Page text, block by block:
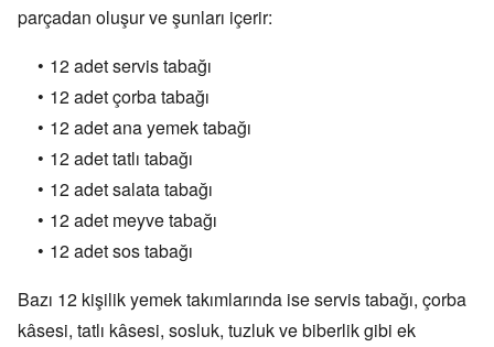
parçadan oluşur ve şunları içerir:
12 adet servis tabağı
12 adet çorba tabağı
12 adet ana yemek tabağı
12 adet tatlı tabağı
12 adet salata tabağı
12 adet meyve tabağı
12 adet sos tabağı
Bazı 12 kişilik yemek takımlarında ise servis tabağı, çorba
kâsesi, tatlı kâsesi, sosluk, tuzluk ve biberlik gibi ek